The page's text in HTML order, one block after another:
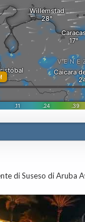
di Suseso di Aruba